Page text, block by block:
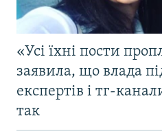
«Усі їхні пости
заявила, що влада
експертів і тг-
так